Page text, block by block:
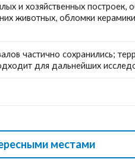
и хозяйственных построек,
животных, обломки
частично сохранились;
для дальнейших
местами